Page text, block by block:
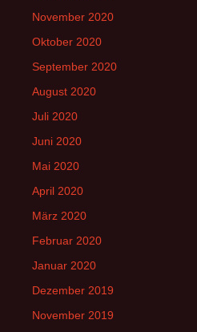
November 2020
Oktober 2020
September 2020
August 2020
Juli 2020
Juni 2020
Mai 2020
April 2020
März 2020
Februar 2020
Januar 2020
Dezember 2019
November 2019